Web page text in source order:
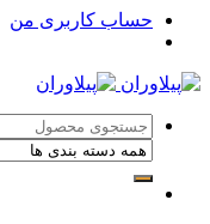
حساب کاربری من